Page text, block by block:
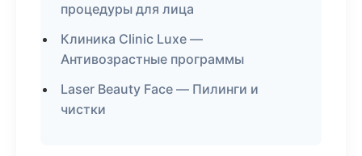
процедуры для лица
Клиника Clinic Luxe —
Антивозрастные программы
Laser Beauty Face — Пилинги и
чистки